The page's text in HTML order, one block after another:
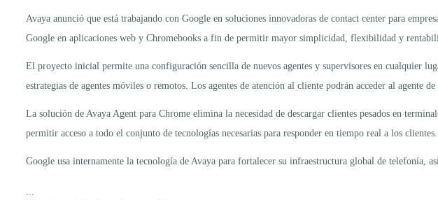
Avaya anunció que está trabajando con Google en soluciones innovadoras de contact center para
Google en aplicaciones web y Chromebooks a fin de permitir mayor simplicidad, flexibilidad y
El proyecto inicial permite una configuración sencilla de nuevos agentes y supervisores en cualquier
estrategias de agentes móviles o remotos. Los agentes de atención al cliente podrán acceder al agente
La solución de Avaya Agent para Chrome elimina la necesidad de descargar clientes pesados en
permitir acceso a todo el conjunto de tecnologías necesarias para responder en tiempo real a los clientes.
Google usa internamente la tecnología de Avaya para fortalecer su infraestructura global de telefonía,